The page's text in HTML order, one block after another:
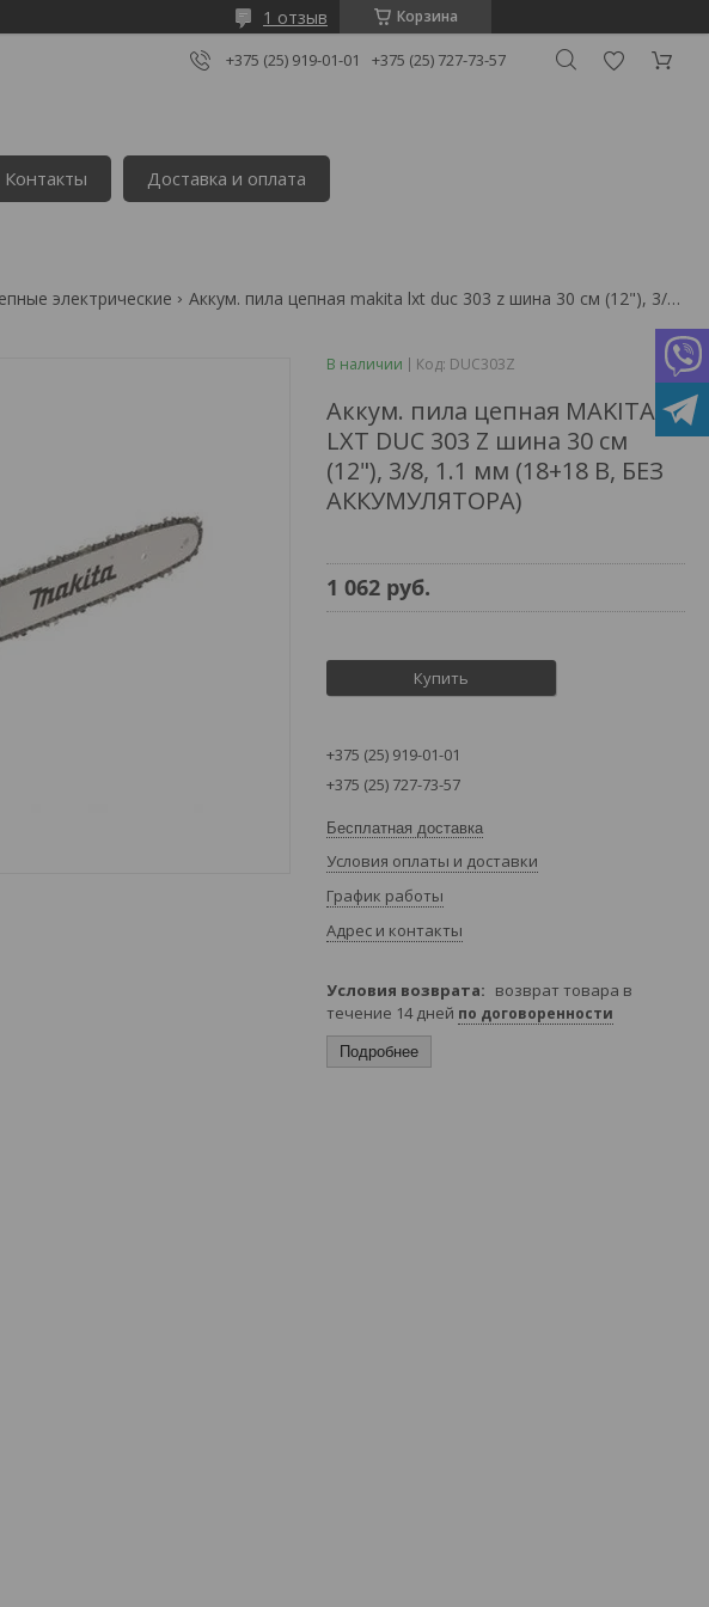
Корзина
1 отзыв
+375 (25) 919-01-01 +375 (25) 727-73-57
Контакты Доставка и оплата
электрические Аккум. пила цепная makita lxt duc 303 z шина 30 см (12"), 3/8, 1.1 мм (18+18 в, без аккумулятора)
В наличии Код: DUC303Z
Аккум. пила цепная MAKITA
LXT DUC 303 Z шина 30 см
(12"), 3/8, 1.1 мм (18+18 В, БЕЗ
АККУМУЛЯТОРА)
1 062 руб.
Купить
+375 (25) 919-01-01
+375 (25) 727-73-57
Бесплатная доставка
Условия оплаты и доставки
График работы
Адрес и контакты
возврат товара в
течение 14 дней по договоренности
Подробнее